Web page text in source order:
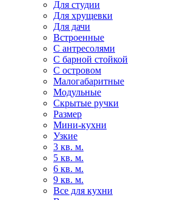
Для студии
Для хрущевки
Для дачи
Встроенные
С антресолями
С барной стойкой
С островом
Малогабаритные
Модульные
Скрытые ручки
Размер
Мини-кухни
Узкие
3 кв. м.
5 кв. м.
6 кв. м.
9 кв. м.
Все для кухни